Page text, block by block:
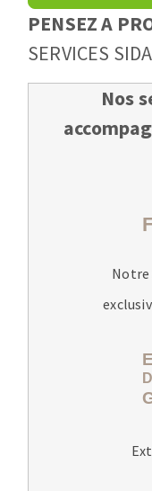
PENSEZ A
SERVICES
Nos
Notre